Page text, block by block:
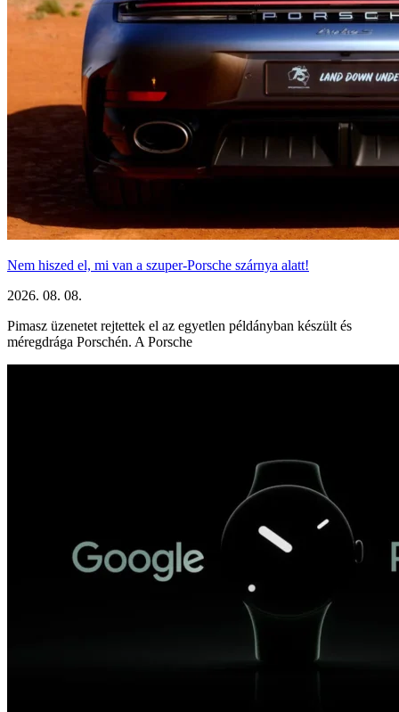
Nem hiszed el, mi van a szuper-Porsche szárnya alatt!
2026. 08. 08.
Pimasz üzenetet rejtettek el az egyetlen példányban készült és
méregdrága Porschén. A Porsche